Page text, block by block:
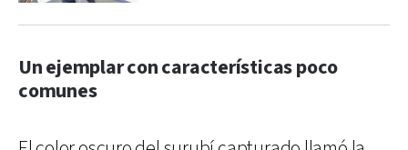
Un ejemplar con características poco
comunes